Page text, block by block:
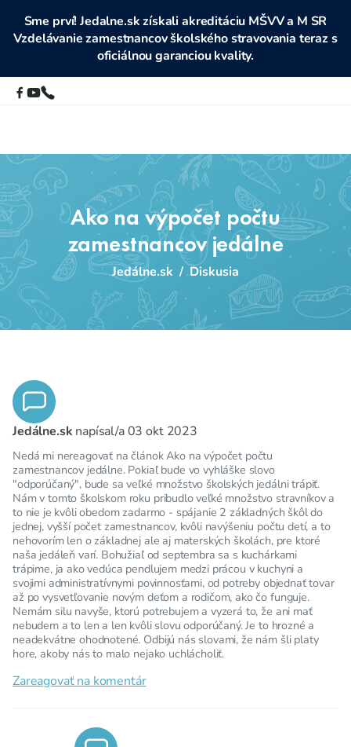
Sme prví! Jedalne.sk získali akreditáciu MŠVV a M SR
Vzdelávanie zamestnancov školského stravovania teraz s
oficiálnou garanciou kvality.
Ako na výpočet počtu
zamestnancov jedálne
Jedálne.sk / Diskusia
Jedálne.sk napísal/a03 okt 2023
Nedá mi nereagovať na článok Ako na výpočet počtu
zamestnancov jedálne. Pokiaľ bude vo vyhláške slovo
"odporúčaný", bude sa veľké množstvo školských jedálni trápiť.
Nám v tomto školskom roku pribudlo veľké množstvo stravníkov a
to nie je kvôli obedom zadarmo - spájanie 2 základných škôl do
jednej, vyšší počet zamestnancov, kvôli navýšeniu počtu detí, a to
nehovorím len o základnej ale aj materských školách, pre ktoré
naša jedáleň varí. Bohužiaľ od septembra sa s kuchárkami
trápime, ja ako vedúca pendlujem medzi prácou v kuchyni a
svojimi administratívnymi povinnosťami, od potreby objednať tovar
až po vysvetľovanie novým deťom a rodičom, ako čo funguje.
Nemám silu navyše, ktorú potrebujem a vyzerá to, že ani mať
nebudem a to len a len kvôli slovu odporúčaný. Je to hrozné a
neadekvátne ohodnotené. Odbijú nás slovami, že nám šli platy
hore, akoby nás to malo nejako uchlácholiť.
Zareagovať na komentár